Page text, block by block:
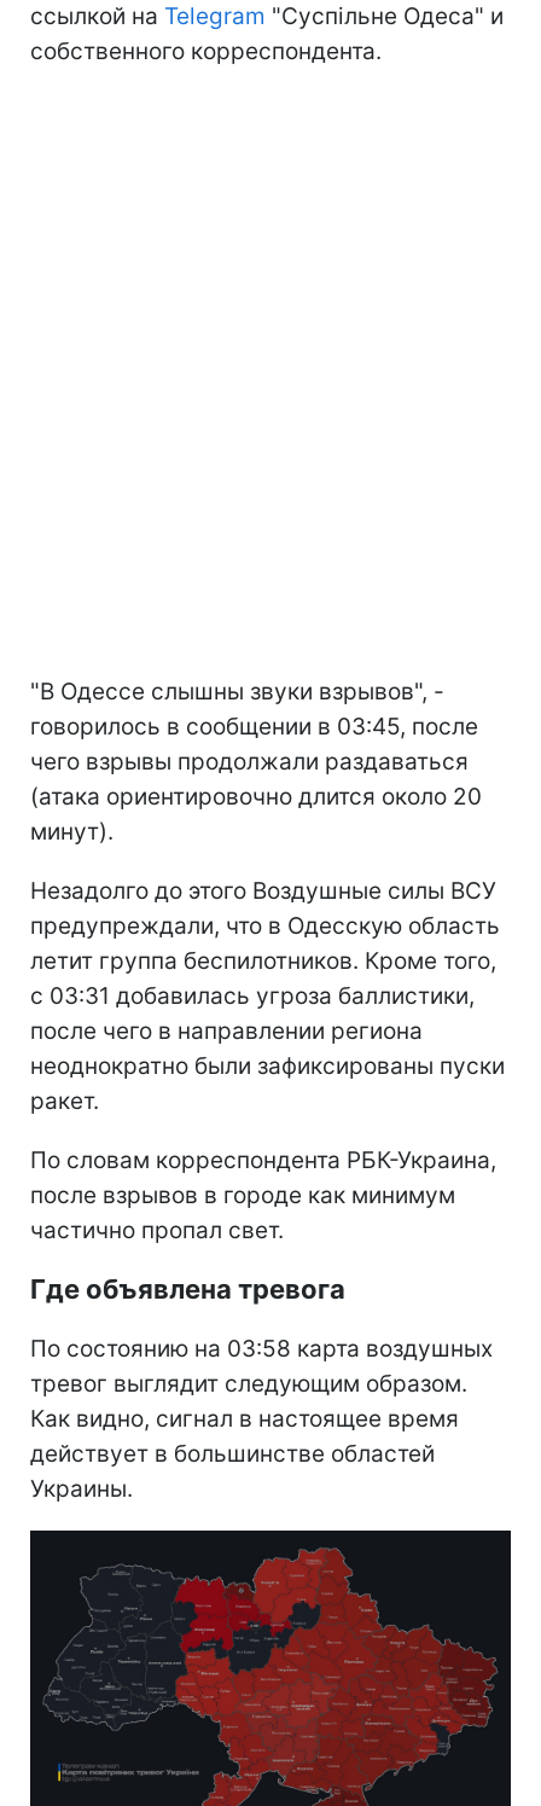
ссылкой на Telegram "Суспільне Одеса" и
собственного корреспондента.
"В Одессе слышны звуки взрывов", -
говорилось в сообщении в 03:45, после
чего взрывы продолжали раздаваться
(атака ориентировочно длится около 20
минут).
Незадолго до этого Воздушные силы ВСУ
предупреждали, что в Одесскую область
летит группа беспилотников. Кроме того,
с 03:31 добавилась угроза баллистики,
после чего в направлении региона
неоднократно были зафиксированы пуски
ракет.
По словам корреспондента РБК-Украина,
после взрывов в городе как минимум
частично пропал свет.
Где объявлена тревога
По состоянию на 03:58 карта воздушных
тревог выглядит следующим образом.
Как видно, сигнал в настоящее время
действует в большинстве областей
Украины.